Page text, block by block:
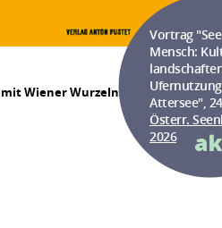
Vortrag
Mensch:
Attersee",
Österr.
2026
Wiener Wurzeln